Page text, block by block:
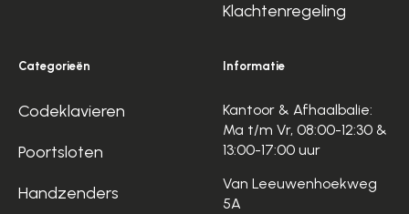
Klachtenregeling
Categorieën
Codeklavieren
Poortsloten
Handzenders
Informatie
Kantoor & Afhaalbalie:
Ma t/m Vr, 08:00-12:30 &
13:00-17:00 uur
Van Leeuwenhoekweg
5A